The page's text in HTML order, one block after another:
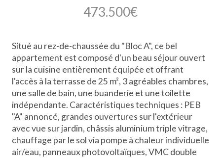
473.500€
Situé au rez-de-chaussée du "Bloc A", ce bel
appartement est composé d'un beau séjour ouvert
sur la cuisine entièrement équipée et offrant
l'accès à la terrasse de 25 m², 3 agréables chambres,
une salle de bain, une buanderie et une toilette
indépendante. Caractéristiques techniques : PEB
"A" annoncé, grandes ouvertures sur l'extérieur
avec vue sur jardin, châssis aluminium triple vitrage,
chauffage par le sol via pompe à chaleur individuelle
air/eau, panneaux photovoltaïques, VMC double